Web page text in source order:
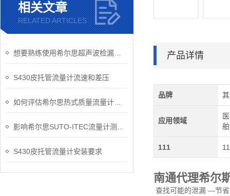
相关文章
RELATED ARTICLES
S430皮托管流量计流速和差压
S430皮托管流量计安装要求
产品详情
品牌
应用领域
舶
111
南通代理希尔
查找可能的泄漏 —节省